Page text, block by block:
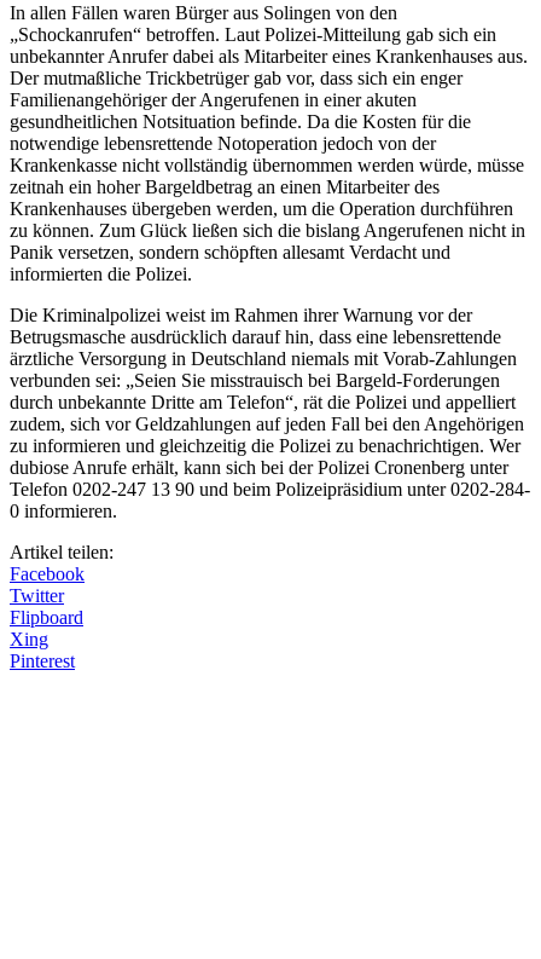
In allen Fällen waren Bürger aus Solingen von den
„Schockanrufen“ betroffen. Laut Polizei-Mitteilung gab sich ein
unbekannter Anrufer dabei als Mitarbeiter eines Krankenhauses aus.
Der mutmaßliche Trickbetrüger gab vor, dass sich ein enger
Familienangehöriger der Angerufenen in einer akuten
gesundheitlichen Notsituation befinde. Da die Kosten für die
notwendige lebensrettende Notoperation jedoch von der
Krankenkasse nicht vollständig übernommen werden würde, müsse
zeitnah ein hoher Bargeldbetrag an einen Mitarbeiter des
Krankenhauses übergeben werden, um die Operation durchführen
zu können. Zum Glück ließen sich die bislang Angerufenen nicht in
Panik versetzen, sondern schöpften allesamt Verdacht und
informierten die Polizei.
Die Kriminalpolizei weist im Rahmen ihrer Warnung vor der
Betrugsmasche ausdrücklich darauf hin, dass eine lebensrettende
ärztliche Versorgung in Deutschland niemals mit Vorab-Zahlungen
verbunden sei: „Seien Sie misstrauisch bei Bargeld-Forderungen
durch unbekannte Dritte am Telefon“, rät die Polizei und appelliert
zudem, sich vor Geldzahlungen auf jeden Fall bei den Angehörigen
zu informieren und gleichzeitig die Polizei zu benachrichtigen. Wer
dubiose Anrufe erhält, kann sich bei der Polizei Cronenberg unter
Telefon 0202-247 13 90 und beim Polizeipräsidium unter 0202-284-
0 informieren.
Artikel teilen:
Facebook
Twitter
Flipboard
Xing
Pinterest